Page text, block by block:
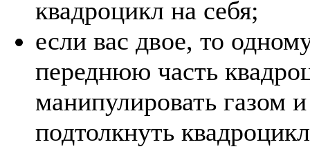
квадроцикл на себя;
если вас двое, то
переднюю часть
манипулировать газом
подтолкнуть